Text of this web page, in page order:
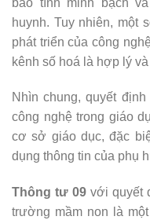
huynh. Tuy nhiên, một
phát triển của công
kênh số hoá là hợp lý
Nhìn chung, quyết
công nghệ trong giáo
cơ sở giáo dục, đặc
dụng thông tin của phụ
Thông tư 09với quyết
trường mầm non là